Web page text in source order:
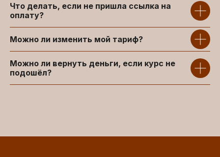
Что делать, если не пришла ссылка на
оплату?
Можно ли изменить мой тариф?
Можно ли вернуть деньги, если курс не
подошёл?